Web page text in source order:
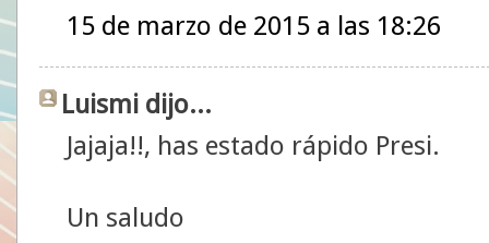
15 de marzo de 2015 a las 18:26
Luismi dijo...
Jajaja!!, has estado rápido Presi.
Un saludo